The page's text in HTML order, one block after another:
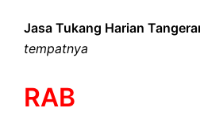
Jasa Tukang Harian
tempatnya
RAB